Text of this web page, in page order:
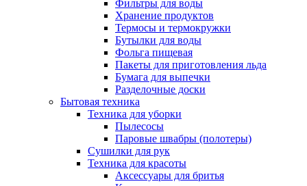
Фильтры для воды
Хранение продуктов
Термосы и термокружки
Бутылки для воды
Фольга пищевая
Пакеты для приготовления льда
Бумага для выпечки
Разделочные доски
Бытовая техника
Техника для уборки
Пылесосы
Паровые швабры (полотеры)
Сушилки для рук
Техника для красоты
Аксессуары для бритья